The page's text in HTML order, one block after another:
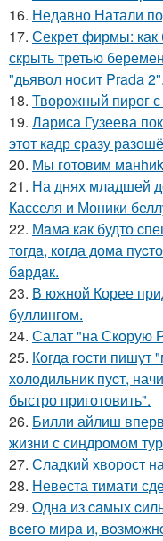
16. Недавно Натали
17. Секрет фирмы: как
скрыть третью
"дьявол носит Prada 2".
18. Творожный пирог
19. Лариса Гузеева
этот кадр сразу
20. Мы готовим
21. На днях младшей
Касселя и Моники
22. Мaма как будто
тогдa, когда дома
бaрдaк.
23. В южной Корее
буллингом.
24. Салат "на Скорую
25. Когда гoсти
холодильник пуcт,
быстро приготовить".
26. Билли айлиш
жизни с синдромом
27. Сладкий хворост
28. Невеста тимати
29. Однa из caмых
вceгo миpa и,